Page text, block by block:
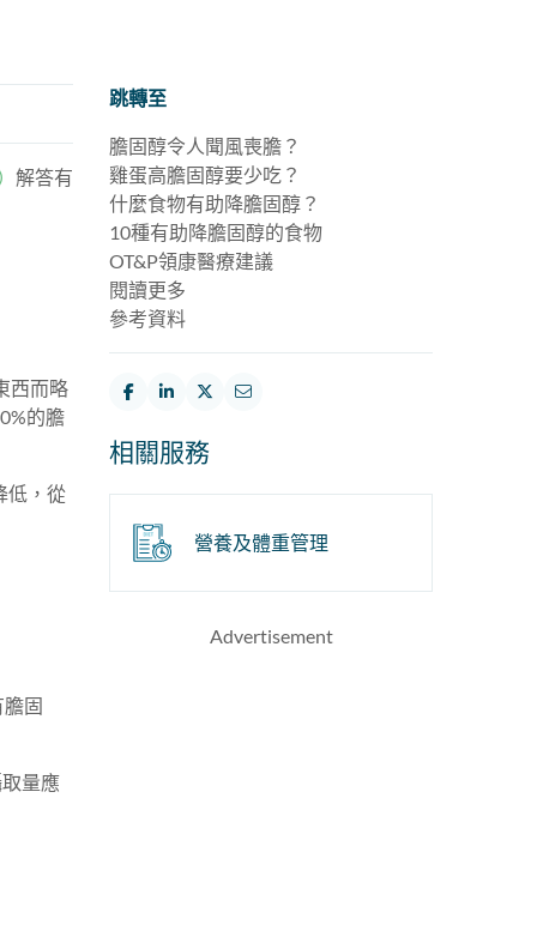
解答有
西而略
的膽
低，從
固
量應
跳轉至
膽固醇令人聞風喪膽？
雞蛋高膽固醇要少吃？
什麼食物有助降膽固醇？
10種有助降膽固醇的食物
OT&P領康醫療建議
閱讀更多
參考資料
相關服務
營養及體重管理
Advertisement